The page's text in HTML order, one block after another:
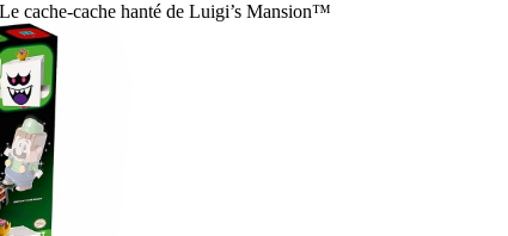
cache-cache hanté de Luigi’s Mansion™